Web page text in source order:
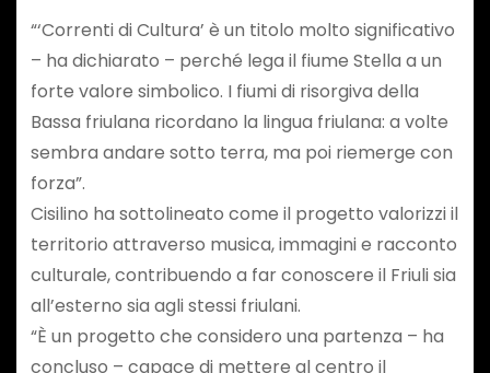
“‘Correnti di Cultura’ è un titolo molto significativo
– ha dichiarato – perché lega il fiume Stella a un
forte valore simbolico. I fiumi di risorgiva della
Bassa friulana ricordano la lingua friulana: a volte
sembra andare sotto terra, ma poi riemerge con
forza”.
Cisilino ha sottolineato come il progetto valorizzi il
territorio attraverso musica, immagini e racconto
culturale, contribuendo a far conoscere il Friuli sia
all’esterno sia agli stessi friulani.
“È un progetto che considero una partenza – ha
concluso – capace di mettere al centro il